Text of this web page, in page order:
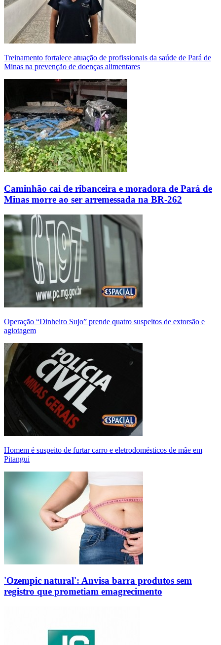
Treinamento fortalece atuação de profissionais da saúde de Pará de
Minas na prevenção de doenças alimentares
Caminhão cai de ribanceira e moradora de Pará de
Minas morre ao ser arremessada na BR-262
Operação “Dinheiro Sujo” prende quatro suspeitos de extorsão e
agiotagem
Homem é suspeito de furtar carro e eletrodomésticos de mãe em
Pitangui
'Ozempic natural': Anvisa barra produtos sem
registro que prometiam emagrecimento